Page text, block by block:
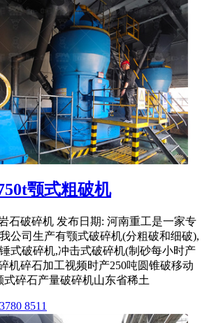
颚式粗破机
石破碎机 发布日期: 河南重工是一家专
公司生产有颚式破碎机(分粗破和细破),
式破碎机,冲击式破碎机(制砂每小时产
机碎石加工视频时产250吨圆锥破移动
式碎石产量破碎机山东省稀土
8511